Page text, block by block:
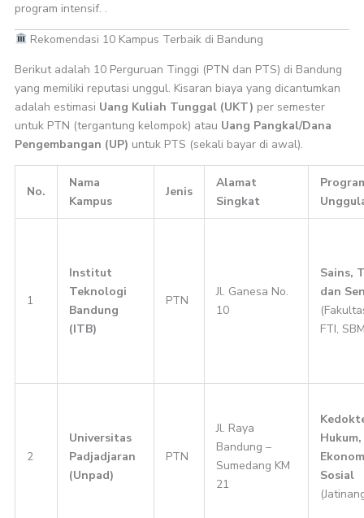
program intensif. .
Rekomendasi 10 Kampus Terbaik di Bandung
Berikut adalah 10 Perguruan Tinggi (PTN dan PTS) di Bandung
yang memiliki reputasi unggul. Kisaran biaya yang dicantumkan
adalah estimasi Uang Kuliah Tunggal (UKT) per semester
untuk PTN (tergantung kelompok) atau Uang Pangkal/Dana
Pengembangan (UP) untuk PTS (sekali bayar di awal).
No.
Nama
Kampus
Jenis
Alamat
Singkat
1
Institut
Teknologi
Bandung
(ITB)
PTN
Jl. Ganesa No.
10
Sains,
dan
FTI,
2
Universitas
Padjadjaran
(Unpad)
PTN
Jl. Raya
Bandung –
Sumedang KM
21
Hukum,
Sosial